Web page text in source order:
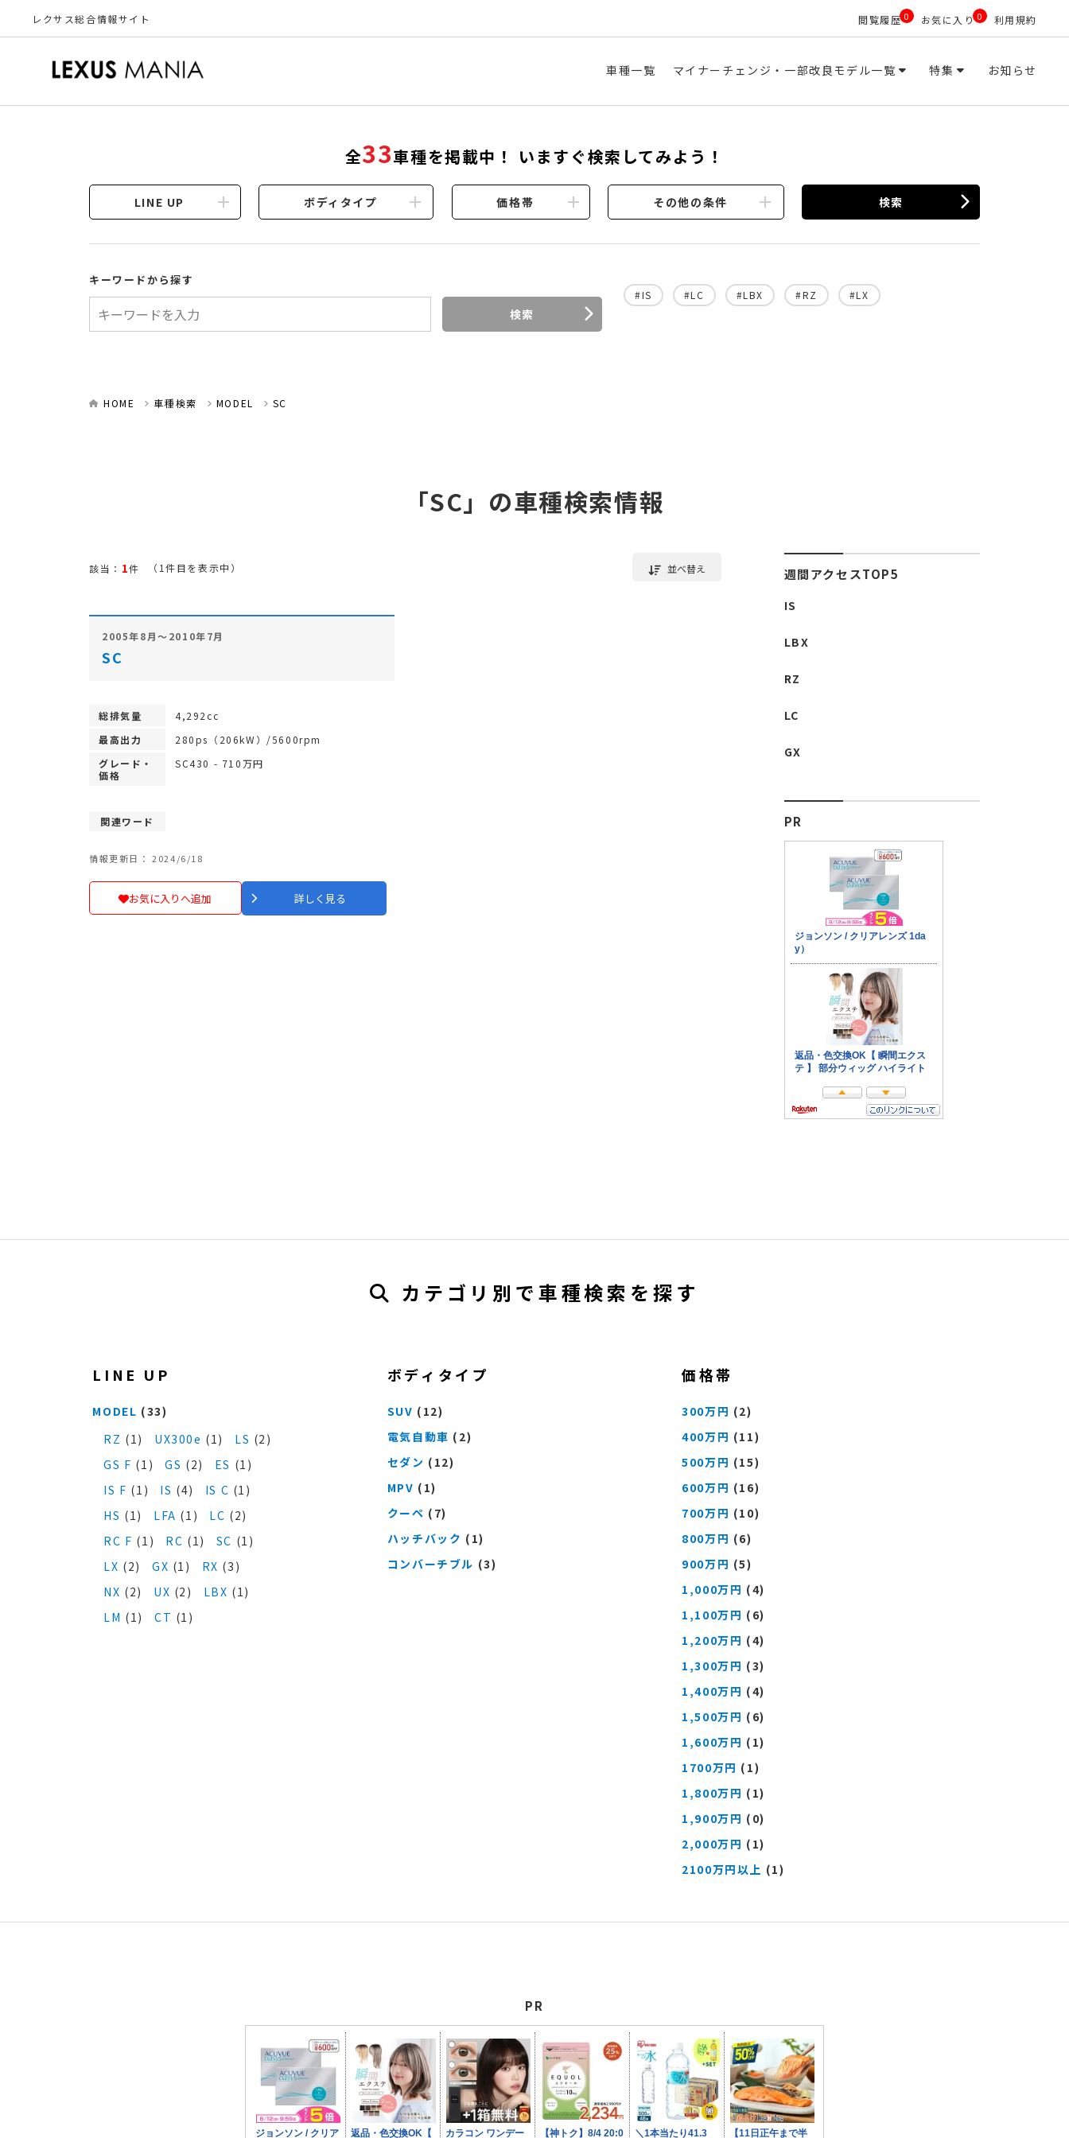
レクサス総合情報サイト 閲覧履歴 0 お気に入り 0 利用規約
車種一覧 マイナーチェンジ・一部改良モデル一覧 特集 お知らせ
全33車種を掲載中！ いますぐ検索してみよう！
LINE UP ボディタイプ 価格帯 その他の条件 検索
キーワードから探す
検索
#IS #LC #LBX #RZ #LX
HOME 車種検索 MODEL SC
「SC」の車種検索情報
該当： 1件 （1件目を表示中） 並べ替え
2005年8月～2010年7月
SC
総排気量
4,292cc
最高出力
280ps（206kW）/5600rpm
グレード・
価格
SC430 - 710万円
情報更新日： 2024/6/18
お気に入りへ追加 詳しく見る
関連ワード
週間アクセスTOP5
IS
LBX
RZ
LC
GX
PR
カテゴリ別で車種検索を探す
LINE UP
MODEL (33)
RZ (1) UX300e (1) LS (2)
GS F (1) GS (2) ES (1)
IS F (1) IS (4) IS C (1)
HS (1) LFA (1) LC (2)
RC F (1) RC (1) SC (1)
LX (2) GX (1) RX (3)
NX (2) UX (2) LBX (1)
LM (1) CT (1)
ボディタイプ
SUV (12)
電気自動車 (2)
セダン (12)
MPV (1)
クーペ (7)
ハッチバック (1)
コンバーチブル (3)
価格帯
300万円 (2)
400万円 (11)
500万円 (15)
600万円 (16)
700万円 (10)
800万円 (6)
900万円 (5)
1,000万円 (4)
1,100万円 (6)
1,200万円 (4)
1,300万円 (3)
1,400万円 (4)
1,500万円 (6)
1,600万円 (1)
1700万円 (1)
1,800万円 (1)
1,900万円 (0)
2,000万円 (1)
2100万円以上 (1)
PR